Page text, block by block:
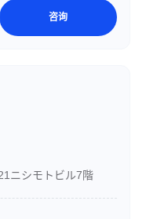
咨询
ニシモトビル7階